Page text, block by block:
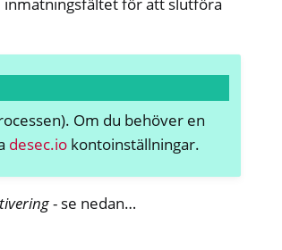
Om du behöver en
desec.iokontoinställningar.
- se nedan…